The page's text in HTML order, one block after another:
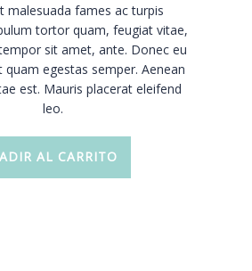
malesuada fames ac turpis
tortor quam, feugiat vitae,
sit amet, ante. Donec eu
egestas semper. Aenean
est. Mauris placerat eleifend
leo.
AL CARRITO